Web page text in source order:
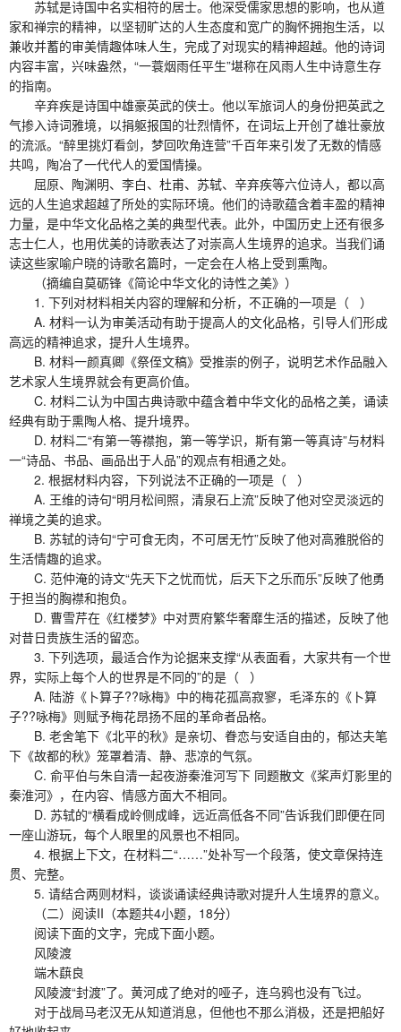
苏轼是诗国中名实相符的居士。他深受儒家思想的影响，也从道
家和禅宗的精神，以坚韧旷达的人生态度和宽广的胸怀拥抱生活，以
兼收并蓄的审美情趣体味人生，完成了对现实的精神超越。他的诗词
内容丰富，兴味盎然，“一蓑烟雨任平生”堪称在风雨人生中诗意生存
的指南。
辛弃疾是诗国中雄豪英武的侠士。他以军旅词人的身份把英武之
气掺入诗词雅境，以捐躯报国的壮烈情怀，在词坛上开创了雄壮豪放
的流派。“醉里挑灯看剑，梦回吹角连营”千百年来引发了无数的情感
共鸣，陶冶了一代代人的爱国情操。
屈原、陶渊明、李白、杜甫、苏轼、辛弃疾等六位诗人，都以高
远的人生追求超越了所处的实际环境。他们的诗歌蕴含着丰盈的精神
力量，是中华文化品格之美的典型代表。此外，中国历史上还有很多
志士仁人，也用优美的诗歌表达了对崇高人生境界的追求。当我们诵
读这些家喻户晓的诗歌名篇时，一定会在人格上受到熏陶。
（摘编自莫砺锋《简论中华文化的诗性之美》）
1. 下列对材料相关内容的理解和分析，不正确的一项是（ ）
A. 材料一认为审美活动有助于提高人的文化品格，引导人们形成
高远的精神追求，提升人生境界。
B. 材料一颜真卿《祭侄文稿》受推崇的例子，说明艺术作品融入
艺术家人生境界就会有更高价值。
C. 材料二认为中国古典诗歌中蕴含着中华文化的品格之美，诵读
经典有助于熏陶人格、提升境界。
D. 材料二“有第一等襟抱，第一等学识，斯有第一等真诗”与材料
一“诗品、书品、画品出于人品”的观点有相通之处。
2. 根据材料内容，下列说法不正确的一项是（ ）
A. 王维的诗句“明月松间照，清泉石上流”反映了他对空灵淡远的
禅境之美的追求。
B. 苏轼的诗句“宁可食无肉，不可居无竹”反映了他对高雅脱俗的
生活情趣的追求。
C. 范仲淹的诗文“先天下之忧而忧，后天下之乐而乐”反映了他勇
于担当的胸襟和抱负。
D. 曹雪芹在《红楼梦》中对贾府繁华奢靡生活的描述，反映了他
对昔日贵族生活的留恋。
3. 下列选项，最适合作为论据来支撑“从表面看，大家共有一个世
界，实际上每个人的世界是不同的”的是（ ）
A. 陆游《卜算子??咏梅》中的梅花孤高寂寥，毛泽东的《卜算
子??咏梅》则赋予梅花昂扬不屈的革命者品格。
B. 老舍笔下《北平的秋》是亲切、眷恋与安适自由的，郁达夫笔
下《故都的秋》笼罩着清、静、悲凉的气氛。
C. 俞平伯与朱自清一起夜游秦淮河写下 同题散文《桨声灯影里的
秦淮河》，在内容、情感方面大不相同。
D. 苏轼的“横看成岭侧成峰，远近高低各不同”告诉我们即便在同
一座山游玩，每个人眼里的风景也不相同。
4. 根据上下文，在材料二“……”处补写一个段落，使文章保持连
贯、完整。
5. 请结合两则材料，谈谈诵读经典诗歌对提升人生境界的意义。
（二）阅读II（本题共4小题，18分）
阅读下面的文字，完成下面小题。
风陵渡
端木蕻良
风陵渡“封渡”了。黄河成了绝对的哑子，连乌鸦也没有飞过。
对于战局马老汉无从知道消息，但他也不那么消极，还是把船好